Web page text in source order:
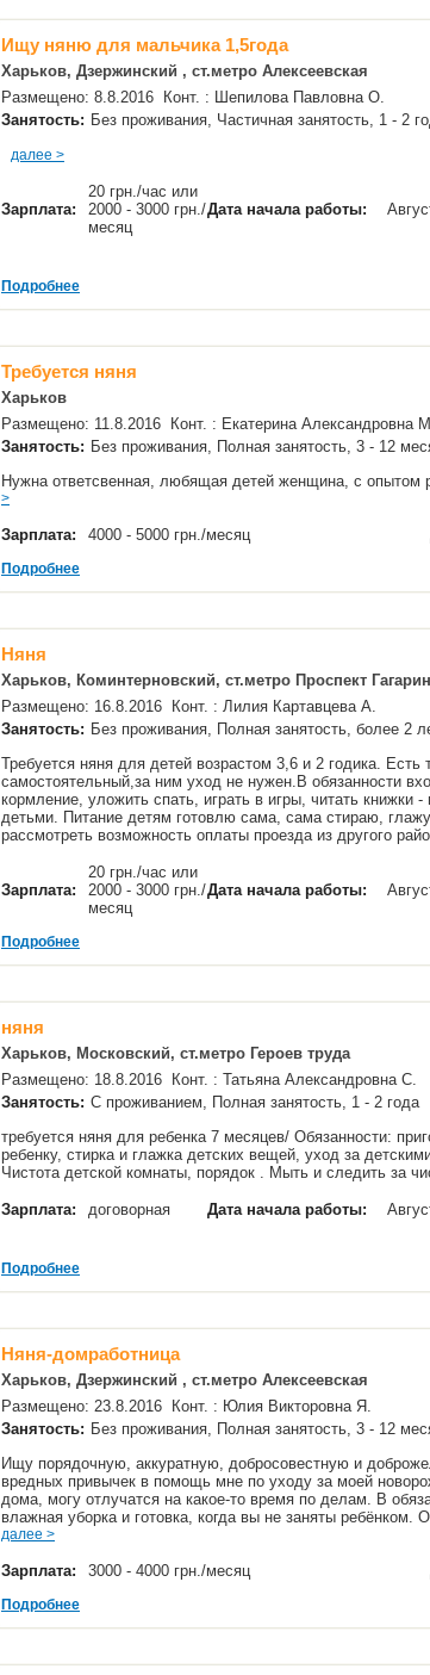
Ищу няню для мальчика 1,5года
Харьков, Дзержинский , ст.метро Алексеевская
Размещено: 8.8.2016 Конт. : Шепилова Павловна О.
Занятость: Без проживания, Частичная занятость, 1 - 2
далее >
Зарплата:
20 грн./час или
2000 - 3000 грн./
месяц
Дата начала работы:
Подробнее
Требуется няня
Харьков
Размещено: 11.8.2016 Конт. : Екатерина Александровна
Занятость: Без проживания, Полная занятость, 3 - 12
Нужна ответсвенная, любящая детей женщина, с опытом
>
Зарплата: 4000 - 5000 грн./месяц
Подробнее
Няня
Харьков, Коминтерновский, ст.метро Проспект
Размещено: 16.8.2016 Конт. : Лилия Картавцева А.
Занятость: Без проживания, Полная занятость, более 2
Требуется няня для детей возрастом 3,6 и 2 годика. Есть
самостоятельный,за ним уход не нужен.В обязанности
кормление, уложить спать, играть в игры, читать книжки
детьми. Питание детям готовлю сама, сама стираю,
рассмотреть возможность оплаты проезда из другого
Зарплата:
20 грн./час или
2000 - 3000 грн./
месяц
Дата начала работы:
Подробнее
няня
Харьков, Московский, ст.метро Героев труда
Размещено: 18.8.2016 Конт. : Татьяна Александровна С.
Занятость: С проживанием, Полная занятость, 1 - 2 года
требуется няня для ребенка 7 месяцев/ Обязанности:
ребенку, стирка и глажка детских вещей, уход за
Чистота детской комнаты, порядок . Мыть и следить за
Зарплата: договорная Дата начала работы:
Подробнее
Няня-домработница
Харьков, Дзержинский , ст.метро Алексеевская
Размещено: 23.8.2016 Конт. : Юлия Викторовна Я.
Занятость: Без проживания, Полная занятость, 3 - 12
Ищу порядочную, аккуратную, добросовестную и
вредных привычек в помощь мне по уходу за моей
дома, могу отлучатся на какое-то время по делам. В
влажная уборка и готовка, когда вы не заняты
далее >
Зарплата: 3000 - 4000 грн./месяц
Подробнее